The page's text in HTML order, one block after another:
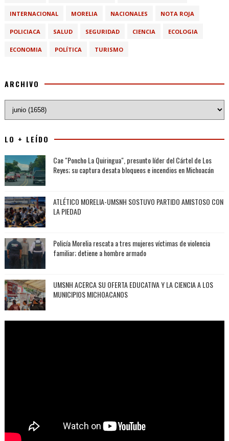
INTERNACIONAL MORELIA NACIONALES NOTA ROJA
POLICIACA SALUD SEGURIDAD CIENCIA ECOLOGIA
ECONOMIA POLÍTICA TURISMO
ARCHIVO
LO + LEÍDO
Cae "Poncho La Quiringua", presunto líder del Cártel de Los
Reyes; su captura desata bloqueos e incendios en Michoacán
ATLÉTICO MORELIA-UMSNH SOSTUVO PARTIDO AMISTOSO CON
LA PIEDAD
Policía Morelia rescata a tres mujeres víctimas de violencia
familiar; detiene a hombre armado
UMSNH ACERCA SU OFERTA EDUCATIVA Y LA CIENCIA A LOS
MUNICIPIOS MICHOACANOS